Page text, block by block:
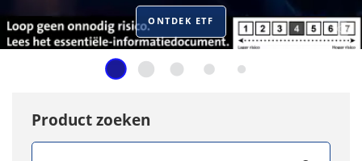
ONTDEK ETF
Product zoeken
SEARCH